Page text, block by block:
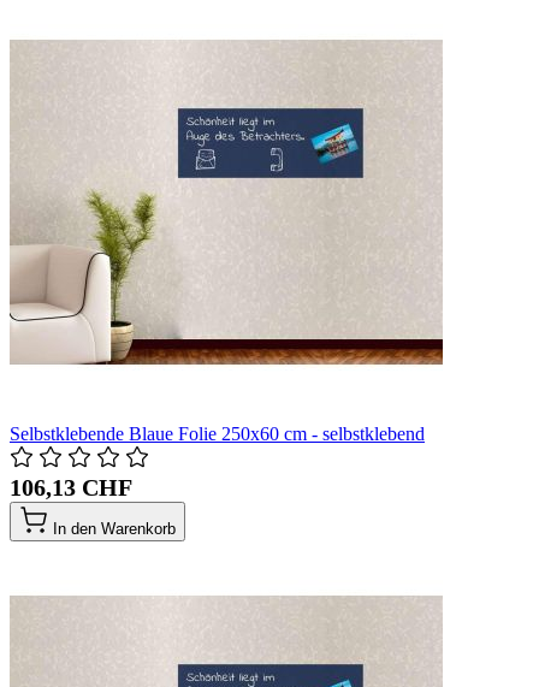
Selbstklebende Blaue Folie 250x60 cm - selbstklebend
106,13 CHF
In den Warenkorb